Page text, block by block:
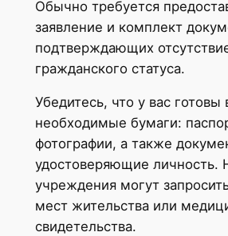
Обычно требуется
заявление и комплект
подтверждающих
гражданского статуса.
Убедитесь, что у вас готовы
необходимые бумаги:
фотографии, а также
удостоверяющие личность.
учреждения могут
мест жительства или
свидетельства.